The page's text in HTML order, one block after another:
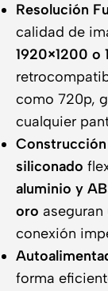
Resolución
calidad de
1920×1200 o
como 720p,
cualquier
siliconado
aluminio y
oro aseguran
conexión
forma